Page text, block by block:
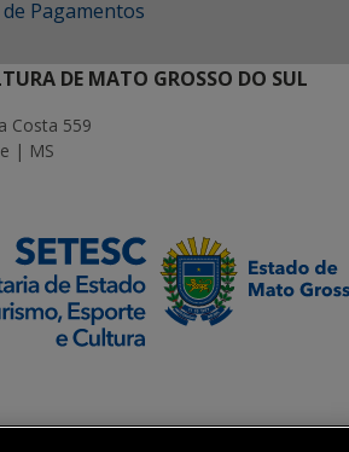
Pagamentos
DE MATO GROSSO DO SUL
Costa 559
| MS